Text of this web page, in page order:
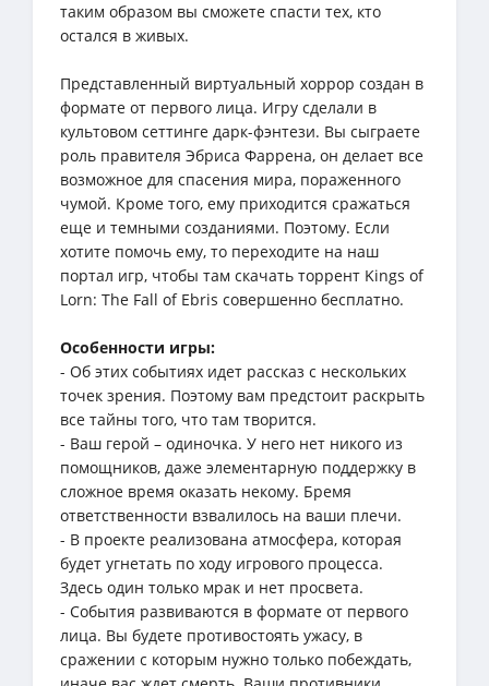
таким образом вы сможете спасти тех, кто
остался в живых.
Представленный виртуальный хоррор создан в
формате от первого лица. Игру сделали в
культовом сеттинге дарк-фэнтези. Вы сыграете
роль правителя Эбриса Фаррена, он делает все
возможное для спасения мира, пораженного
чумой. Кроме того, ему приходится сражаться
еще и темными созданиями. Поэтому. Если
хотите помочь ему, то переходите на наш
портал игр, чтобы там скачать торрент Kings of
Lorn: The Fall of Ebris совершенно бесплатно.
Особенности игры:
- Об этих событиях идет рассказ с нескольких
точек зрения. Поэтому вам предстоит раскрыть
все тайны того, что там творится.
- Ваш герой – одиночка. У него нет никого из
помощников, даже элементарную поддержку в
сложное время оказать некому. Бремя
ответственности взвалилось на ваши плечи.
- В проекте реализована атмосфера, которая
будет угнетать по ходу игрового процесса.
Здесь один только мрак и нет просвета.
- События развиваются в формате от первого
лица. Вы будете противостоять ужасу, в
сражении с которым нужно только побеждать,